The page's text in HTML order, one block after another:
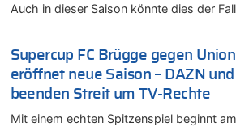
Auch in dieser Saison könnte dies der
Supercup FC Brügge gegen
eröffnet neue Saison – DAZN
beenden Streit um TV-Rechte
Mit einem echten Spitzenspiel beginnt